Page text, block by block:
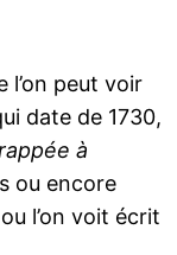
l’on peut voir
date de 1730,
à
ou encore
l’on voit écrit